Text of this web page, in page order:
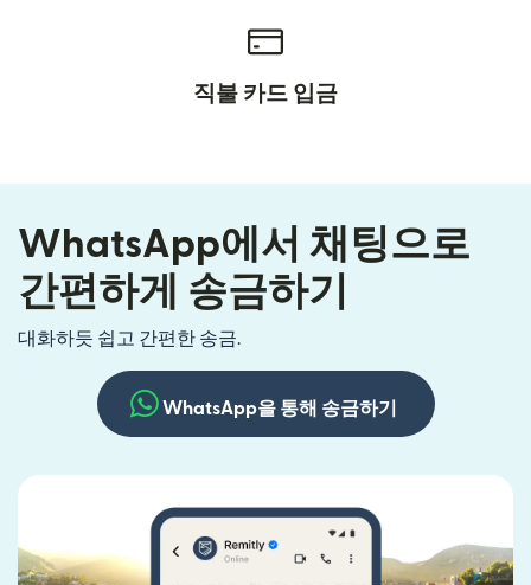
직불 카드 입금
WhatsApp에서 채팅으로
간편하게 송금하기
대화하듯 쉽고 간편한 송금.
WhatsApp을 통해 송금하기